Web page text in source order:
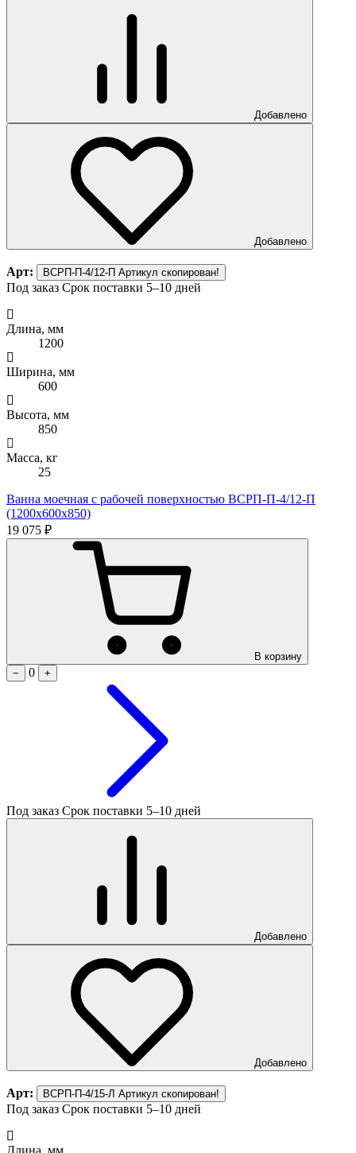
Добавлено
Добавлено
Арт: ВСРП-П-4/12-П Артикул скопирован!
Под заказ Срок поставки 5–10 дней
Длина, мм
1200
Ширина, мм
600
Высота, мм
850
Масса, кг
25
Ванна моечная с рабочей поверхностью ВСРП-П-4/12-П
(1200х600х850)
19 075 ₽
В корзину
−
0 +
Под заказ Срок поставки 5–10 дней
Добавлено
Добавлено
Арт: ВСРП-П-4/15-Л Артикул скопирован!
Под заказ Срок поставки 5–10 дней
Длина, мм